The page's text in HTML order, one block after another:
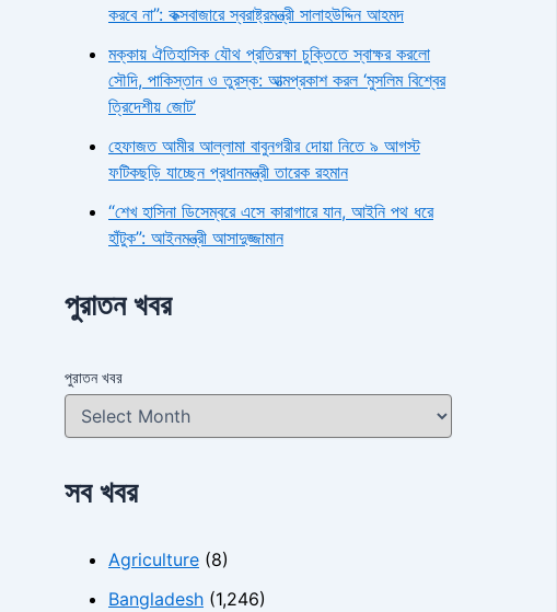
করবে না”: কক্সবাজারে স্বরাষ্ট্রমন্ত্রী সালাহউদ্দিন আহমদ
মক্কায় ঐতিহাসিক যৌথ প্রতিরক্ষা চুক্তিতে স্বাক্ষর করলো
সৌদি, পাকিস্তান ও তুরস্ক: আত্মপ্রকাশ করল ‘মুসলিম বিশ্বের
ত্রিদেশীয় জোট’
হেফাজত আমীর আল্লামা বাবুনগরীর দোয়া নিতে ৯ আগস্ট
ফটিকছড়ি যাচ্ছেন প্রধানমন্ত্রী তারেক রহমান
“শেখ হাসিনা ডিসেম্বরে এসে কারাগারে যান, আইনি পথ ধরে
হাঁটুক”: আইনমন্ত্রী আসাদুজ্জামান
পুরাতন খবর
পুরাতন খবর
সব খবর
Agriculture (8)
Bangladesh (1,246)